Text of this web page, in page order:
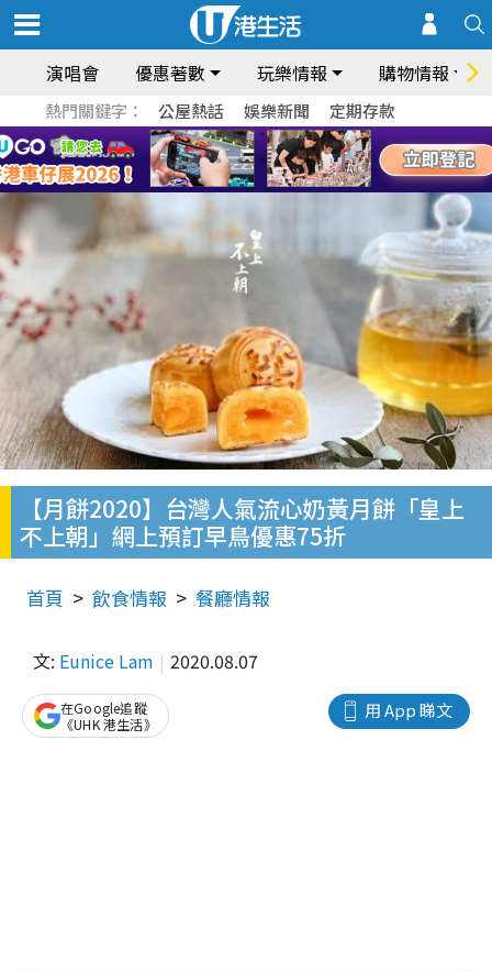
演唱會 優惠著數 玩樂情報 購物情報
熱門關鍵字： 公屋熱話 娛樂新聞 定期存款
【月餅2020】台灣人氣流心奶黃月餅「皇上
不上朝」網上預訂早鳥優惠75折
首頁 飲食情報 餐廳情報
文: Eunice Lam 2020.08.07
用 App 睇文
在Google追蹤
《UHK 港生活》